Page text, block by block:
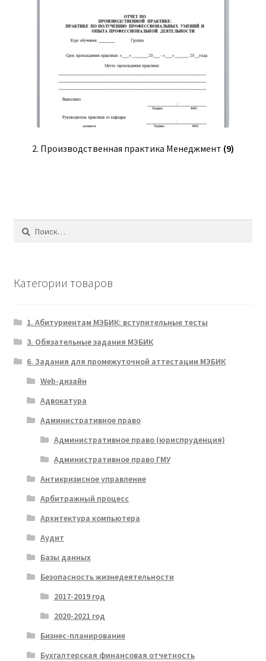
2. Производственная практика Менеджмент (9)
Найти:
Категории товаров
1. Абитуриентам МЭБИК: вступительные тесты
3. Обязательные задания МЭБИК
6. Задания для промежуточной аттестации МЭБИК
Web-дизайн
Адвокатура
Административное право
Административное право (юриспруденция)
Административное право ГМУ
Антикризисное управление
Арбитражный процесс
Архитектура компьютера
Аудит
Базы данных
Безопасность жизнедеятельности
2017-2019 год
2020-2021 год
Бизнес-планирование
Бухгалтерская финансовая отчетность